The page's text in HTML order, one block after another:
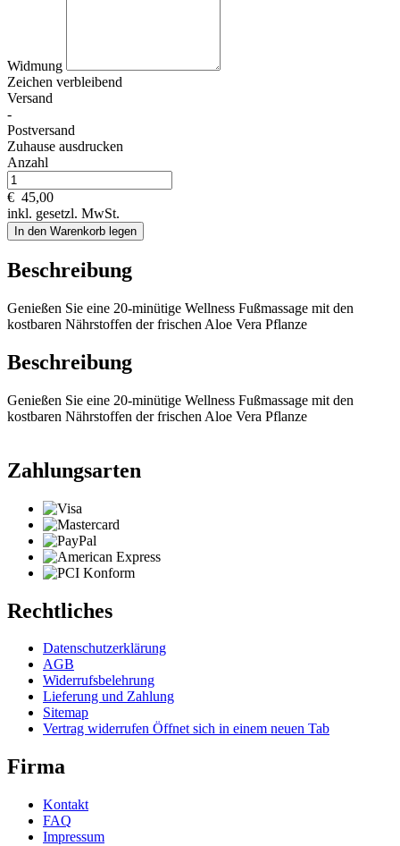
Widmung
Zeichen verbleibend
Versand
-
Postversand
Zuhause ausdrucken
Anzahl
€ 45,00
inkl. gesetzl. MwSt.
In den Warenkorb legen
Beschreibung
Genießen Sie eine 20-minütige Wellness Fußmassage mit den
kostbaren Nährstoffen der frischen Aloe Vera Pflanze
Beschreibung
Genießen Sie eine 20-minütige Wellness Fußmassage mit den
kostbaren Nährstoffen der frischen Aloe Vera Pflanze
Zahlungsarten
Rechtliches
Datenschutzerklärung
AGB
Widerrufsbelehrung
Lieferung und Zahlung
Sitemap
Vertrag widerrufen Öffnet sich in einem neuen Tab
Firma
Kontakt
FAQ
Impressum